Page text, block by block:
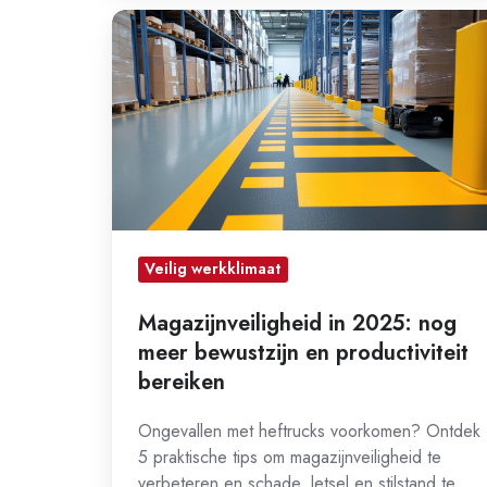
Magazijnveiligheid
in
2025:
nog
bewustzijn
productiviteit
bereiken
Veilig werkklimaat
Magazijnveiligheid in 2025: nog
meer bewustzijn en productiviteit
bereiken
Ongevallen met heftrucks voorkomen? Ontdek
5 praktische tips om magazijnveiligheid te